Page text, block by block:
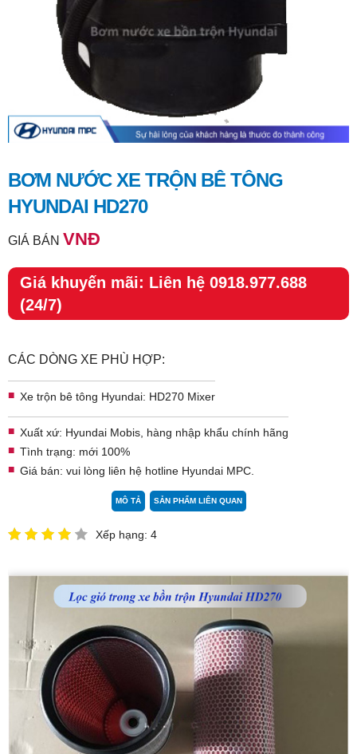
BƠM NƯỚC XE TRỘN BÊ TÔNG
HYUNDAI HD270
GIÁ BÁN VNĐ
Giá khuyến mãi: Liên hệ 0918.977.688
(24/7)
CÁC DÒNG XE PHÙ HỢP:
Xe trộn bê tông Hyundai: HD270 Mixer​​
Xuất xứ: Hyundai Mobis, hàng nhập khẩu chính hãng
Tình trạng: mới 100%
Giá bán: vui lòng liên hệ hotline Hyundai MPC
MÔ TẢ SẢN PHẨM LIÊN QUAN
Xếp hạng: 4